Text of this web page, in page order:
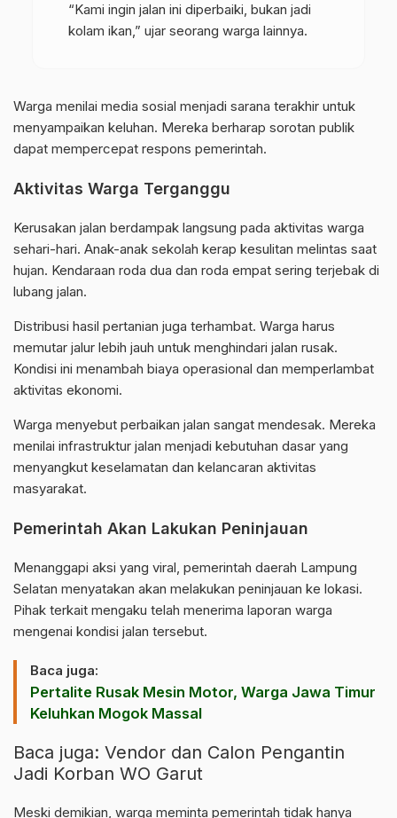
“Kami ingin jalan ini diperbaiki, bukan jadi
kolam ikan,” ujar seorang warga lainnya.
Warga menilai media sosial menjadi sarana terakhir untuk
menyampaikan keluhan. Mereka berharap sorotan publik
dapat mempercepat respons pemerintah.
Aktivitas Warga Terganggu
Kerusakan jalan berdampak langsung pada aktivitas warga
sehari-hari. Anak-anak sekolah kerap kesulitan melintas saat
hujan. Kendaraan roda dua dan roda empat sering terjebak di
lubang jalan.
Distribusi hasil pertanian juga terhambat. Warga harus
memutar jalur lebih jauh untuk menghindari jalan rusak.
Kondisi ini menambah biaya operasional dan memperlambat
aktivitas ekonomi.
Warga menyebut perbaikan jalan sangat mendesak. Mereka
menilai infrastruktur jalan menjadi kebutuhan dasar yang
menyangkut keselamatan dan kelancaran aktivitas
masyarakat.
Pemerintah Akan Lakukan Peninjauan
Menanggapi aksi yang viral, pemerintah daerah Lampung
Selatan menyatakan akan melakukan peninjauan ke lokasi.
Pihak terkait mengaku telah menerima laporan warga
mengenai kondisi jalan tersebut.
Baca juga:
Pertalite Rusak Mesin Motor, Warga Jawa Timur
Keluhkan Mogok Massal
Baca juga: Vendor dan Calon Pengantin
Jadi Korban WO Garut
Meski demikian, warga meminta pemerintah tidak hanya